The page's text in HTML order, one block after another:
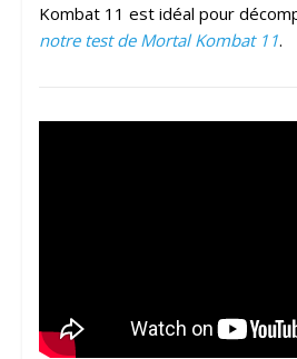
Kombat 11 est idéal pour
notre test de Mortal Kombat 11.